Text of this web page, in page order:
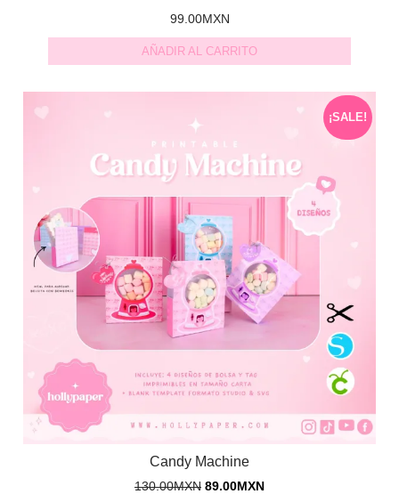
99.00MXN
AÑADIR AL CARRITO
¡SALE!
Candy Machine
130.00MXN 89.00MXN